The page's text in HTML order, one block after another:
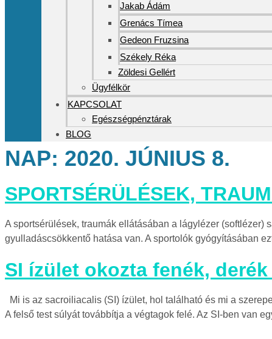
Jakab Ádám
Grenács Tímea
Gedeon Fruzsina
Székely Réka
Zöldesi Gellért
Ügyfélkör
KAPCSOLAT
Egészségpénztárak
BLOG
NAP: 2020. JÚNIUS 8.
SPORTSÉRÜLÉSEK,
A sportsérülések, traumák ellátásában a lágylézer
gyulladáscsökkentő hatása van. A sportolók gyógyításában
SI ízület okozta fenék,
Mi is az sacroiliacalis (SI) ízület, hol található és mi a
A felső test súlyát továbbítja a végtagok felé. Az SI-ben van